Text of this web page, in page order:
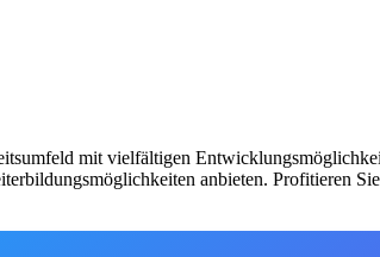
mit vielfältigen
anbieten. Profitieren